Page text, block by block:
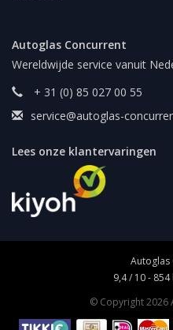
Autoglas Concurrent
Wereldwijde service vanuit
+ 31 (0) 85 027 00 55
service@autoglas-
Lees onze klantervaringen
Autoglas
9,4/ 10- 854
© Copyright 2026